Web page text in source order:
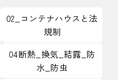
02_コンテナハウスと法
規制
04断熱_換気_結露_防
水_防虫